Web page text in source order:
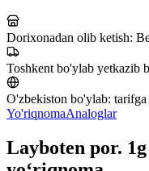
Dorixonadan olib ketish:
Toshkent bo'ylab yetkazib
O'zbekiston bo'ylab:
Yo'riqnomaAnaloglar
Layboten por.